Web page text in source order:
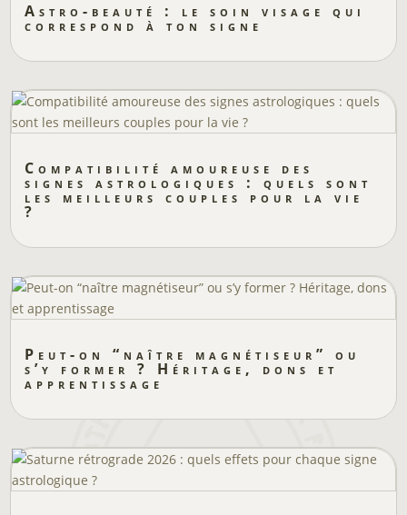
Astro-beauté : le soin visage qui
correspond à ton signe
Compatibilité amoureuse des
signes astrologiques : quels sont
les meilleurs couples pour la vie
?
Peut-on “naître magnétiseur” ou
s’y former ? Héritage, dons et
apprentissage